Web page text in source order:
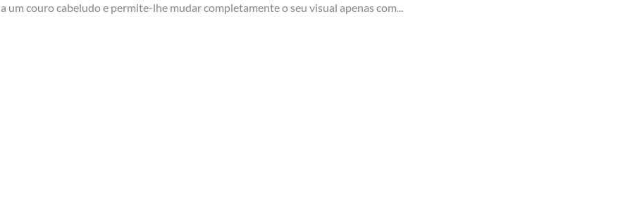
a um couro cabeludo e permite-lhe mudar completamente o seu visual apenas com...